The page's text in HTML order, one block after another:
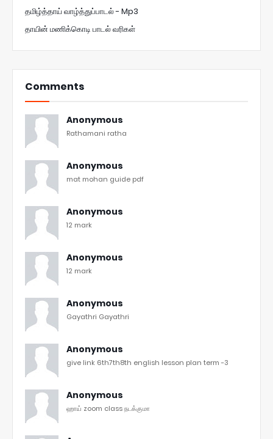
தமிழ்த்தாய் வாழ்த்துப்பாடல் - Mp3
தாயின் மணிக்கொடி பாடல் வரிகள்
Comments
Anonymous
Rathamani ratha
Anonymous
mat mohan guide pdf
Anonymous
12 mark
Anonymous
12 mark
Anonymous
Gayathri Gayathri
Anonymous
give link 6th7th8th english lesson plan term -3
Anonymous
ஹாய் zoom class நடக்குமா